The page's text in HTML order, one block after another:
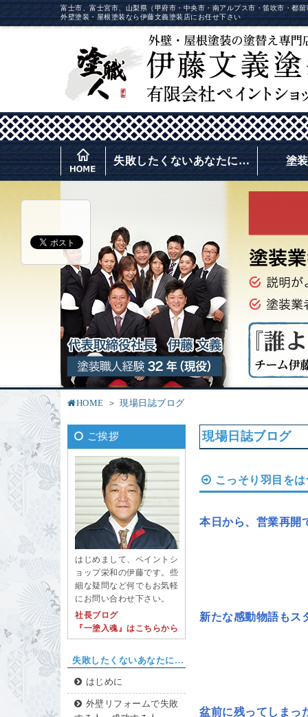
富士市、富士宮市、山梨県（甲府市・中央市・南アルプス市・笛吹市・都
外壁塗装・屋根塗装なら伊藤文義塗装店にお任せ下さい
失敗したくないあなたに… 塗
HOME 現場日誌ブログ
ご挨拶
はじめまして、ペイントシ
ョップ栄和の伊藤です。些
細な疑問など何でもお気軽
にお問い合わせ下さい。
社長ブログ
『一塗入魂』はこちらから
失敗したくないあなたに…
はじめに
外壁リフォームで失敗
現場日誌ブログ
こっそり羽目を
本日から、営業再開
新たな感動物語もス
盆前に残ってしまっ